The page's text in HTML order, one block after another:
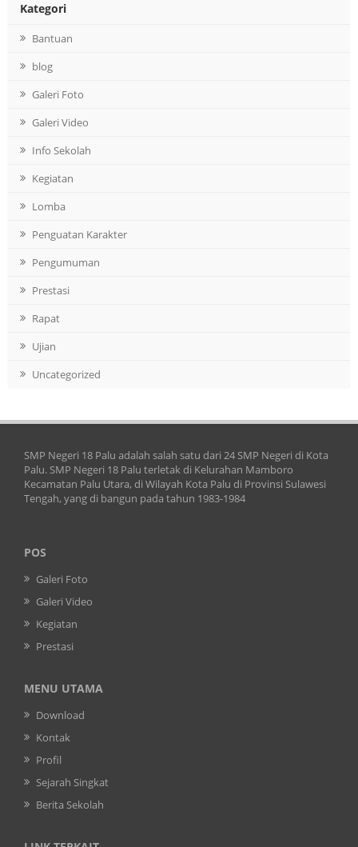
Kategori
Bantuan
blog
Galeri Foto
Galeri Video
Info Sekolah
Kegiatan
Lomba
Penguatan Karakter
Pengumuman
Prestasi
Rapat
Ujian
Uncategorized
SMP Negeri 18 Palu adalah salah satu dari 24 SMP Negeri di Kota
Palu. SMP Negeri 18 Palu terletak di Kelurahan Mamboro
Kecamatan Palu Utara, di Wilayah Kota Palu di Provinsi Sulawesi
Tengah, yang di bangun pada tahun 1983-1984
POS
Galeri Foto
Galeri Video
Kegiatan
Prestasi
MENU UTAMA
Download
Kontak
Profil
Sejarah Singkat
Berita Sekolah